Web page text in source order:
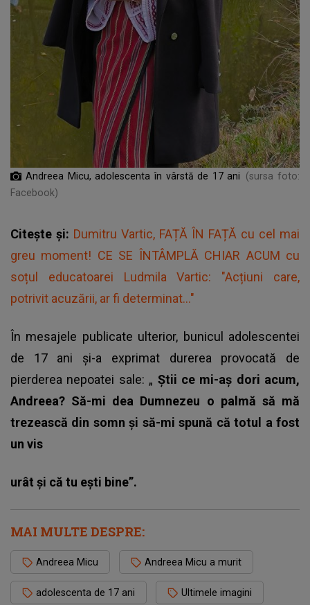
Andreea Micu, adolescenta în vârstă de 17 ani
(sursa foto:
Facebook)
Citește și: Dumitru Vartic, FAȚĂ ÎN FAȚĂ cu cel mai
greu moment! CE SE ÎNTÂMPLĂ CHIAR ACUM cu
soțul educatoarei Ludmila Vartic: "Acțiuni care,
potrivit acuzării, ar fi determinat..."
În mesajele publicate ulterior, bunicul adolescentei
de 17 ani și-a exprimat durerea provocată de
pierderea nepoatei sale: „ Știi ce mi-aș dori acum,
Andreea? Să-mi dea Dumnezeu o palmă să mă
trezească din somn și să-mi spună că totul a fost
un vis
urât și că tu ești bine”.
MAI MULTE DESPRE:
Andreea Micu Andreea Micu a murit
adolescenta de 17 ani Ultimele imagini